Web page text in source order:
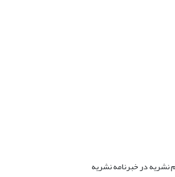
نشریه در خبرنامه نشریه